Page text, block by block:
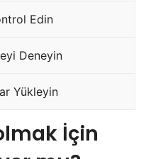
Edin
Deneyin
Yükleyin
İçin